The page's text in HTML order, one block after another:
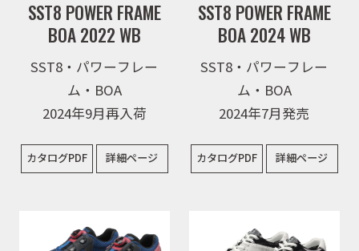
SST8 POWER FRAME
BOA 2022 WB
SST8・パワーフレー
ム・BOA
2024年9月再入荷
カタログPDF 詳細ページ
SST8 POWER FRAME
BOA 2024 WB
SST8・パワーフレー
ム・BOA
2024年7月発売
カタログPDF 詳細ページ